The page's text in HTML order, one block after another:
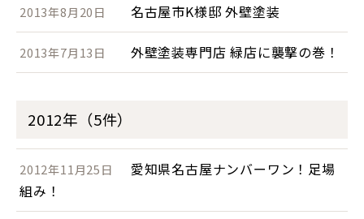
2013年8月20日 名古屋市K様邸 外壁塗装
2013年7月13日 外壁塗装専門店 緑店に襲撃の巻！
2012年（5件）
2012年11月25日
愛知県名古屋ナンバーワン！足場
組み！